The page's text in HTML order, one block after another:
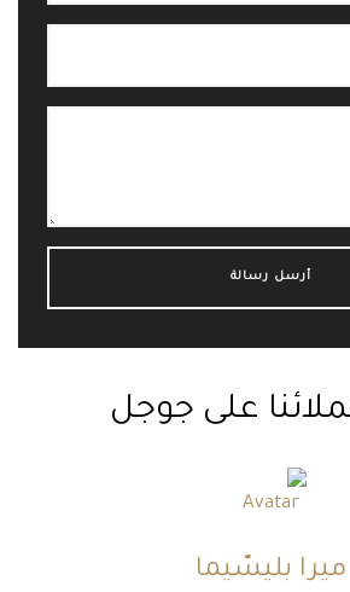
على جوجل
ميرا بليسّيما